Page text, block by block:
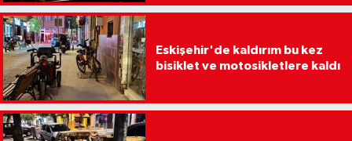
Eskişehir'de kaldırım bu kez
bisiklet ve motosikletlere kaldı